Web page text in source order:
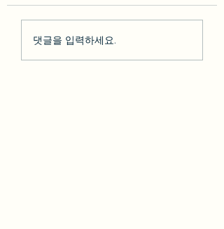
so********* 2023-02-10
댓글을 입력하세요.